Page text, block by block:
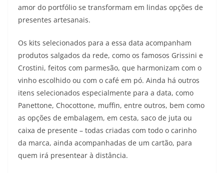
amor do portfólio se transformam em lindas opções de
presentes artesanais.
Os kits selecionados para a essa data acompanham
produtos salgados da rede, como os famosos Grissini e
Crostini, feitos com parmesão, que harmonizam com o
vinho escolhido ou com o café em pó. Ainda há outros
itens selecionados especialmente para a data, como
Panettone, Chocottone, muffin, entre outros, bem como
as opções de embalagem, em cesta, saco de juta ou
caixa de presente – todas criadas com todo o carinho
da marca, ainda acompanhadas de um cartão, para
quem irá presentear à distância.